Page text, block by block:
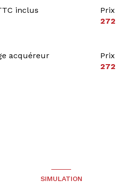
inclus
acquéreur
SIMULATION